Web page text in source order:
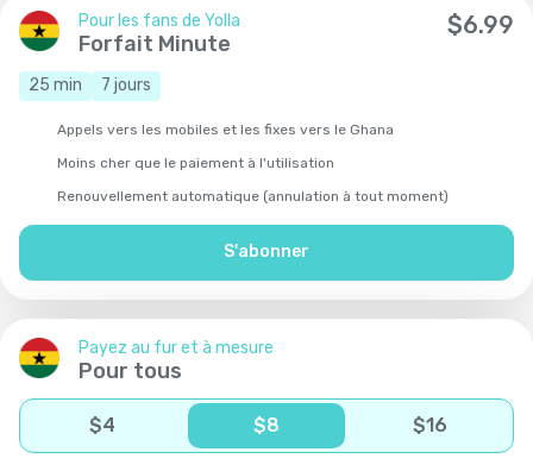
Pour les fans de Yolla
Forfait Minute
$6.99
25 min 7 jours
Appels vers les mobiles et les fixes vers le Ghana
Moins cher que le paiement à l'utilisation
Renouvellement automatique (annulation à tout moment)
S'abonner
Payez au fur et à mesure
Pour tous
$4 $8 $16